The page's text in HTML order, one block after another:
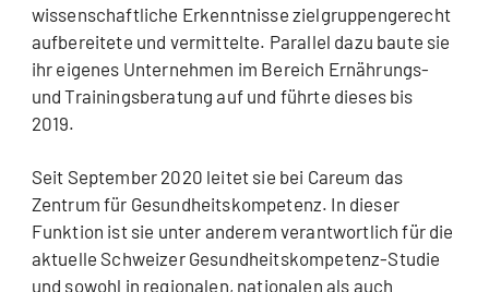
wissenschaftliche Erkenntnisse zielgruppengerecht
aufbereitete und vermittelte. Parallel dazu baute sie
ihr eigenes Unternehmen im Bereich Ernährungs-
und Trainingsberatung auf und führte dieses bis
2019.
Seit September 2020 leitet sie bei Careum das
Zentrum für Gesundheitskompetenz. In dieser
Funktion ist sie unter anderem verantwortlich für die
aktuelle Schweizer Gesundheitskompetenz-Studie
und sowohl in regionalen, nationalen als auch